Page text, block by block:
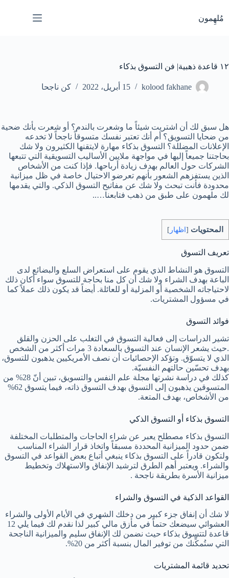
إلى
المحتوى
مُلهِمون
١٢ قاعدة ذهبية| فن التسوق بذكاء
kolood fakhane 15 أبريل، 2022 كن ناجحا
هل سبق لك أن اشتريت شيئاً ما وشعرت بالندم؟ أو شعرت بأنك ضحية
من ضحايا التسويق؟ أم أنك تعتبر نفسك متسوقاً ناجحاً لا تخدعه
الإعلانات المضللة؟ التسوق بذكاء مهارة لايتقنها الكثيرون ولا شك
بحاجتنا جميعاً إليها في مواجهة ملايين الأساليب التسويقية التي تتبعها
الشركات حول العالم بهدف زيادة أرباحها. فإذا كنت من الأشخاص
الذين يستفزهم الشعور بأنهم تعرضو الاحتيال خاصة في ظل ميزانية
محدودة فأنت تبحث ولا شك عن مفاتيح التسوق الذكي. والتي يقدمها
لك ملهمون على طبق من ذهب فتابعنا…..
المحتويات [ اظهار ]
تعريف التسوق
التسوق هو النشاط الذي يقوم على استعراض السلع والبضائع لدى
الباعة بهدف الشراء ولا شك أن كل منا بحاجة للتسوق سواء أكان ذلك
لاحتياجاته الشخصية أو المزلية أو للعائلة. أيضاً قد يكون ذلك عملاً كما
في مسؤول المشتريات.
فوائد التسوق
تشير الدراسات إلى فعالية التسوق في التغلب على الحزن والقلق
.حيث يشعر الإنسان عند التسوق بالسعادة 3 مرات أكثر من الشخص
الذي لا يتسوّق. وتؤكد الإحصائيات أن نصف الأمريكيين يذهبون للتسوق،
بهدف تحسّين حالتهم النفسيّة.
كذلك في دراسة نشرتها مجلة علم النفس والتسويق، تبين أنّ 28% من
المتسوقين يذهبون إلى التسوق بهدف التسوق ذاته، فيما يتسوق 62%
من الأشخاص، بهدف المتعة.
التسوق بذكاء أو التسوق الذكي
التسوق بذكاء مصطلح يعبر عن شراء الحاجات والمتطلبات المختلفة
ضمن حدود الميزانية المحددة مسبقاً واتخاذ قرار الشراء المناسب
ولتكون قادراً على التسوق بذكاء ينبغي أتباع بعض القواعد في التسوق
والشراء. ويعتبر أهم الطرق لترشيد الإنفاق والاستهلاك وتخطيط
ميزانية الأسرة بطريقة ناجحة .
القواعد الذكية في التسوق والشراء
لا شك أن إنفاق جزء كبير من دخلك الشهري في الأيام الأولى والشراء
العشوائي سيضعك حتماً في مأزق مالي كبير لذا نقدم لك فيما يلي 12
قاعدة لتتسوق بذكاء حيث نضمن لك الإنفاق سليم والميزانية الناجحة
التي ستُمكِّنك من توفير المال بنسبة أكثر من 20%.
تحديد قائمة المشتريات